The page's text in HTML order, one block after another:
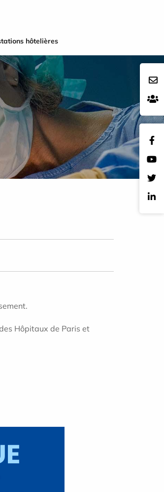
hôtelières
Hôpitaux de Paris et